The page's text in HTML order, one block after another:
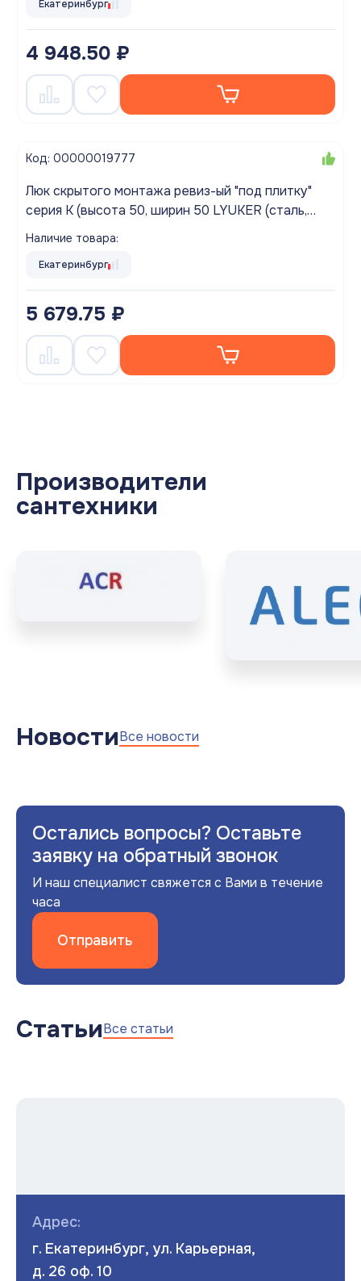
Екатеринбург
4 948.50 ₽
Код: 00000019777
Люк скрытого монтажа ревиз-ый "под плитку"
серия K (высота 50, ширин 50 LYUKER (сталь,
нажимной)
Наличие товара:
Екатеринбург
5 679.75 ₽
Производители
сантехники
НовостиВсе новости
Остались вопросы? Оставьте
заявку на обратный звонок
И наш специалист свяжется с Вами в течение
часа
Отправить
СтатьиВсе статьи
Адрес:
г. Екатеринбург, ул. Карьерная,
д. 26 оф. 10